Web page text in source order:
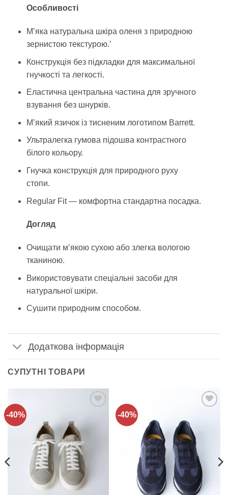
Особливості
М’яка натуральна шкіра оленя з природною
зернистою текстурою.ʼ
Конструкція без підкладки для максимальної
гнучкості та легкості.
Еластична центральна частина для зручного
взування без шнурків.
М’який язичок із тисненим логотипом Barrett.
Ультралегка гумова підошва контрастного
білого кольору.
Гнучка конструкція для природного руху
стопи.
Regular Fit — комфортна стандартна посадка.
Догляд
Очищати м’якою сухою або злегка вологою
тканиною.
Використовувати спеціальні засоби для
натуральної шкіри.
Сушити природним способом.
Додаткова інформація
СУПУТНІ ТОВАРИ
-40% -40%
бажань!